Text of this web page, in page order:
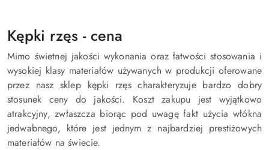
Kępki rzęs - cena
Mimo świetnej jakości wykonania oraz łatwości stosowania i
wysokiej klasy materiałów używanych w produkcji oferowane
przez nasz sklep kępki rzęs charakteryzuje bardzo dobry
stosunek ceny do jakości. Koszt zakupu jest wyjątkowo
atrakcyjny, zwłaszcza biorąc pod uwagę fakt użycia włókna
jedwabnego, które jest jednym z najbardziej prestiżowych
materiałów na świecie.